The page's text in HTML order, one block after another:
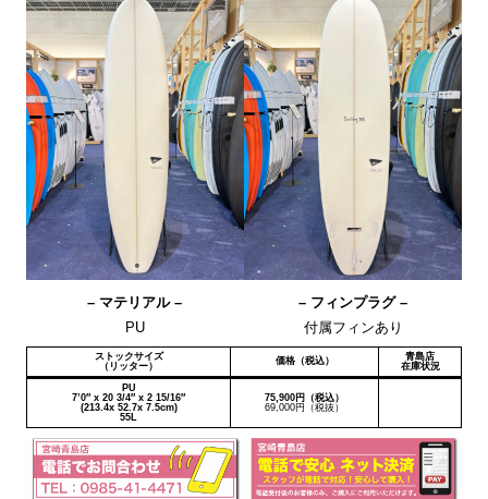
– マテリアル –
PU
– フィンプラグ –
付属フィンあり
ストックサイズ
（リッター）
価格（税込）
青島店
在庫状況
PU
7’0″ x 20 3/4″ x 2 15/16″
(213.4x 52.7x 7.5cm)
55L
75,900円（税込）
69,000円（税抜）